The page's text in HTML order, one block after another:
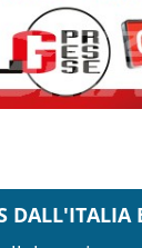
DALL'ITALIA